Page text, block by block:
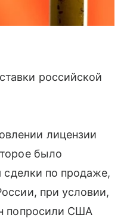
российской
лицензии
было
сделки по продаже,
при условии,
попросили США